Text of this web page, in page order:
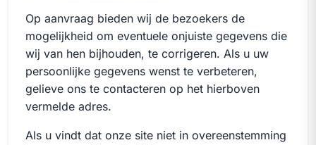
Op aanvraag bieden wij de bezoekers de
mogelijkheid om eventuele onjuiste gegevens die
wij van hen bijhouden, te corrigeren. Als u uw
persoonlijke gegevens wenst te verbeteren,
gelieve ons te contacteren op het hierboven
vermelde adres.
Als u vindt dat onze site niet in overeenstemming